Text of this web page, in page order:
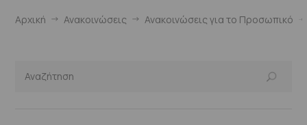
Αρχική Ανακοινώσεις Ανακοινώσεις για το Προσωπικό